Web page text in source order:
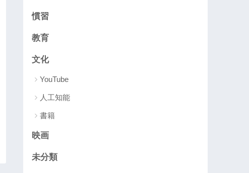
慣習
教育
文化
YouTube
人工知能
書籍
映画
未分類